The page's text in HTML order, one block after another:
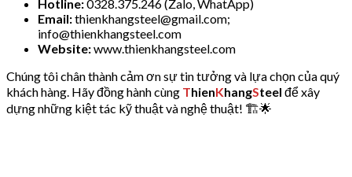
Hotline:0328.375.246 (Zalo, WhatApp)
Email:thienkhangsteel@gmail.com;
info@thienkhangsteel.com
Website:www.thienkhangsteel.com
Chúng tôi chân thành cảm ơn sự tin tưởng và lựa chọn của quý
khách hàng. Hãy đồng hành cùng ThienKhangSteel để xây
dựng những kiệt tác kỹ thuật và nghệ thuật! 🏗️🌟